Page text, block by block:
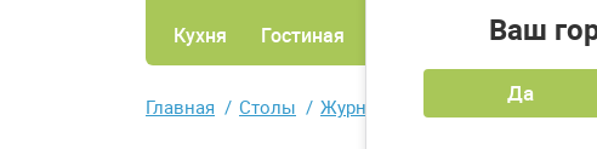
Ваш
Да
Кухня Гостиная Спальня
Главная Столы Журнальные столы Стол